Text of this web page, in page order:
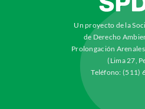
Un proyecto de la
de Derecho
Prolongación
(Lima 27,
Teléfono: (511)